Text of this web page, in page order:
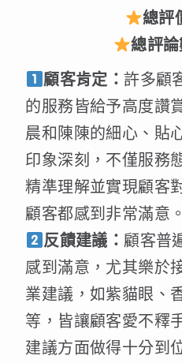
總評
總評
顧客肯定：許多顧
的服務皆給予高度讚
晨和陳陳的細心、貼
印象深刻，不僅服務
精準理解並實現顧客
顧客都感到非常滿意。
反饋建議： 顧客普
感到滿意，尤其樂於
業建議，如紫貓眼、
等，皆讓顧客愛不釋
建議方面做得十分到